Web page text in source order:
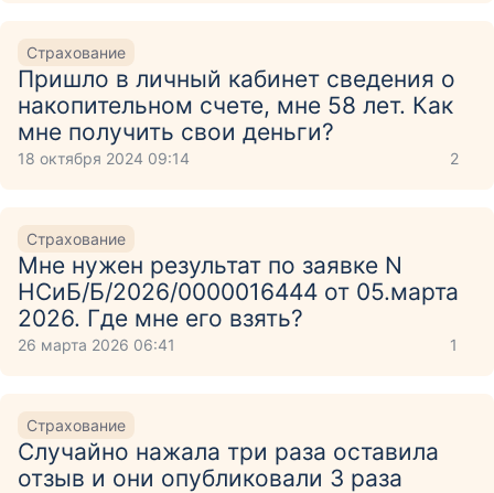
Страхование
Пришло в личный кабинет сведения о
накопительном счете, мне 58 лет. Как
мне получить свои деньги?
18 октября 2024 09:14 2
Страхование
Мне нужен результат по заявке N
НСиБ/Б/2026/0000016444 от 05.марта
2026. Где мне его взять?
26 марта 2026 06:41 1
Страхование
Случайно нажала три раза оставила
отзыв и они опубликовали 3 раза